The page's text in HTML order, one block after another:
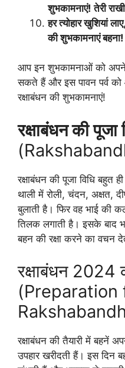
शुभकामनाएं! तेरी
हर त्योहार खुशियां
की शुभकामनाएं
आप इन शुभकामनाओं को
सकते हैं और इस पावन पर्व
रक्षाबंधन की शुभकामनाएं!
रक्षाबंधन की पूजा
रक्षाबंधन की पूजा विधि
थाली में रोली, चंदन, अक्षत,
बुलाती है। फिर वह भाई की
तिलक लगाती है। इसके बाद
बहन की रक्षा करने का वचन
रक्षाबंधन 2024
(Preparation
रक्षाबंधन की तैयारी में बहनें
उपहार खरीदती हैं। इस दिन